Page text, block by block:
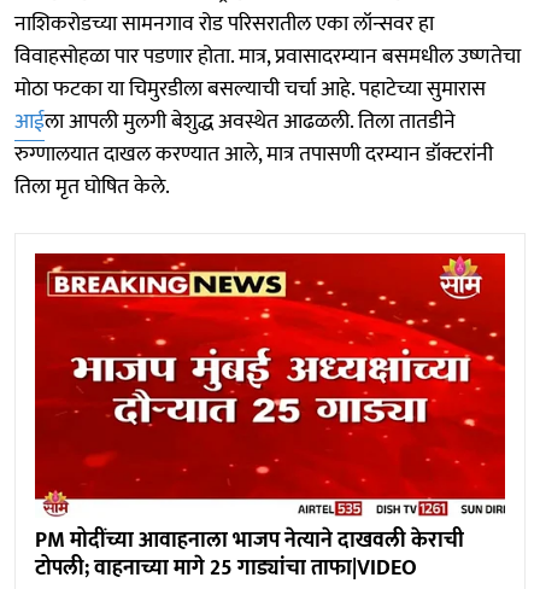
नाशिकरोडच्या सामनगाव रोड परिसरातील एका लॉन्सवर हा
विवाहसोहळा पार पडणार होता. मात्र, प्रवासादरम्यान बसमधील उष्णतेचा
मोठा फटका या चिमुरडीला बसल्याची चर्चा आहे. पहाटेच्या सुमारास
आईला आपली मुलगी बेशुद्ध अवस्थेत आढळली. तिला तातडीने
रुग्णालयात दाखल करण्यात आले, मात्र तपासणी दरम्यान डॉक्टरांनी
तिला मृत घोषित केले.
PM मोदींच्या आवाहनाला भाजप नेत्याने दाखवली केराची
टोपली; वाहनाच्या मागे 25 गाड्यांचा ताफा|VIDEO